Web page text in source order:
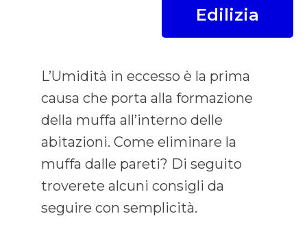
Edilizia
L’Umidità in eccesso è la prima
causa che porta alla formazione
della muffa all’interno delle
abitazioni. Come eliminare la
muffa dalle pareti? Di seguito
troverete alcuni consigli da
seguire con semplicità.